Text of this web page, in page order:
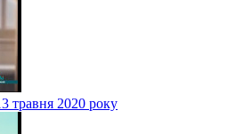
травня 2020 року